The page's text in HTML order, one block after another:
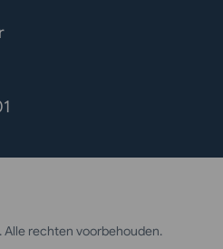
Alle rechten voorbehouden.